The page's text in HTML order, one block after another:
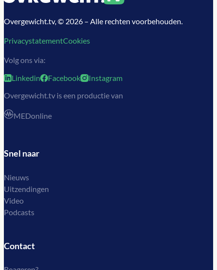
Overgewicht.tv, © 2026 – Alle rechten voorbehouden.
PrivacystatementCookies
Volg ons via:
Linkedin
Facebook
Instagram
Overgewicht.tv is een productie van
MEDonline
Snel naar
Nieuws
Uitzendingen
Video
Podcasts
Contact